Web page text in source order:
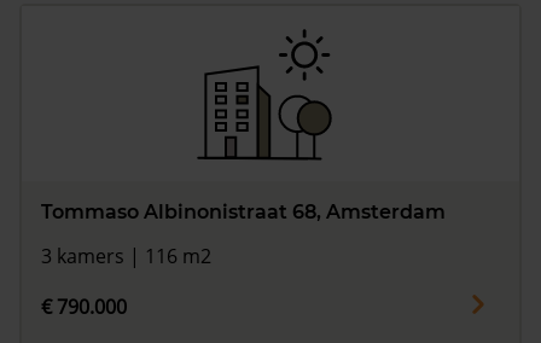
Tommaso Albinonistraat 68, Amsterdam
3 kamers | 116 m2
€ 790.000